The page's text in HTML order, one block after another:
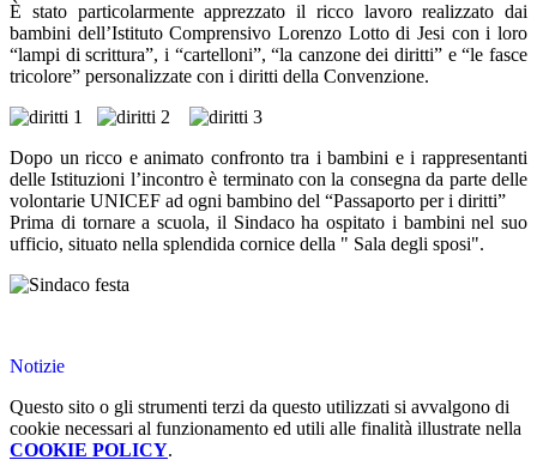
È stato particolarmente apprezzato il ricco lavoro realizzato dai
bambini dell’Istituto Comprensivo Lorenzo Lotto di Jesi con i loro
“lampi di scrittura”, i “cartelloni”, “la canzone dei diritti” e “le fasce
tricolore” personalizzate con i diritti della Convenzione.
Dopo un ricco e animato confronto tra i bambini e i rappresentanti
delle Istituzioni l’incontro è terminato con la consegna da parte delle
volontarie UNICEF ad ogni bambino del “Passaporto per i diritti”
Prima di tornare a scuola, il Sindaco ha ospitato i bambini nel suo
ufficio, situato nella splendida cornice della " Sala degli sposi".
Notizie
Questo sito o gli strumenti terzi da questo utilizzati si avvalgono di
cookie necessari al funzionamento ed utili alle finalità illustrate nella
COOKIE POLICY.